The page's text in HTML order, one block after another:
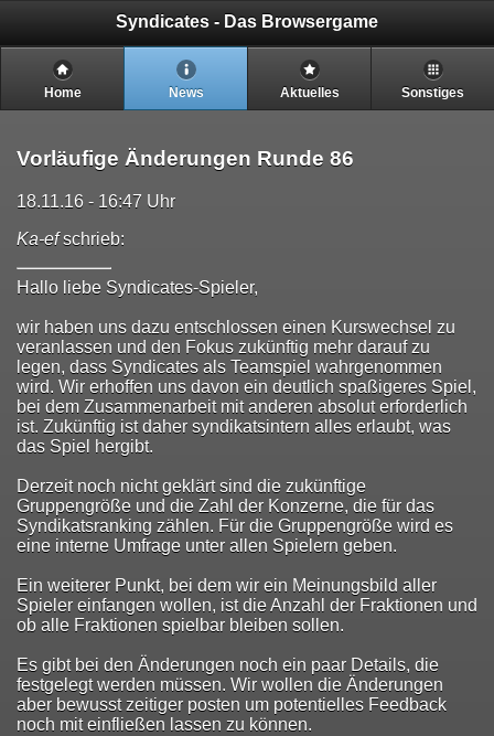
Syndicates - Das Browsergame
Home News Aktuelles Sonstiges
Vorläufige Änderungen Runde 86
18.11.16 - 16:47 Uhr
Ka-efschrieb:
Hallo liebe Syndicates-Spieler,
wir haben uns dazu entschlossen einen Kurswechsel zu
veranlassen und den Fokus zukünftig mehr darauf zu
legen, dass Syndicates als Teamspiel wahrgenommen
wird. Wir erhoffen uns davon ein deutlich spaßigeres Spiel,
bei dem Zusammenarbeit mit anderen absolut erforderlich
ist. Zukünftig ist daher syndikatsintern alles erlaubt, was
das Spiel hergibt.
Derzeit noch nicht geklärt sind die zukünftige
Gruppengröße und die Zahl der Konzerne, die für das
Syndikatsranking zählen. Für die Gruppengröße wird es
eine interne Umfrage unter allen Spielern geben.
Ein weiterer Punkt, bei dem wir ein Meinungsbild aller
Spieler einfangen wollen, ist die Anzahl der Fraktionen und
ob alle Fraktionen spielbar bleiben sollen.
Es gibt bei den Änderungen noch ein paar Details, die
festgelegt werden müssen. Wir wollen die Änderungen
aber bewusst zeitiger posten um potentielles Feedback
noch mit einfließen lassen zu können.